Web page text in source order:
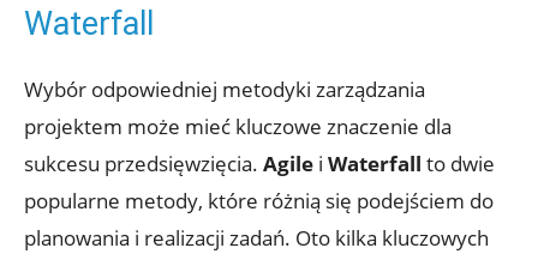
Waterfall
Wybór odpowiedniej metodyki zarządzania
projektem może mieć kluczowe znaczenie dla
sukcesu przedsięwzięcia. Agile i Waterfall to dwie
popularne metody, które różnią się podejściem do
planowania i realizacji zadań. Oto kilka kluczowych